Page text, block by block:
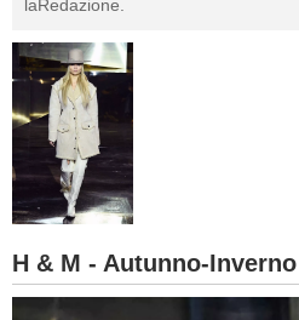
GASTRONOMIA
CAPELLI
SESSO
DIETA
laRedazione.
H & M - Autunno-Inverno